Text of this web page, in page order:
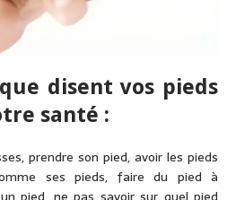
disent vos pieds
santé :
prendre son pied, avoir les pieds
ses pieds, faire du pied à